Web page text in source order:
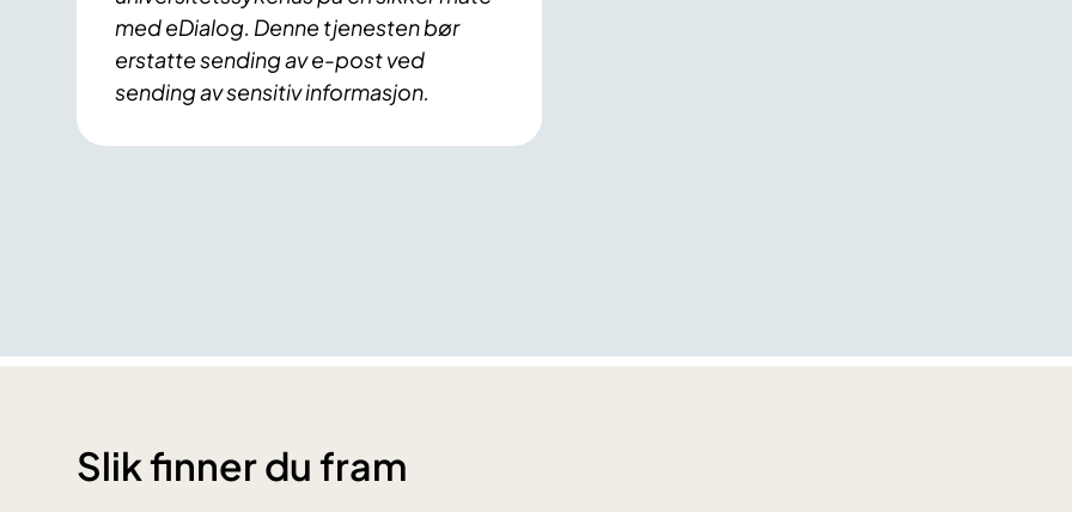
med eDialog. Denne tjenesten bør
erstatte sending av e-post ved
sending av sensitiv informasjon.
Slik finner du fram